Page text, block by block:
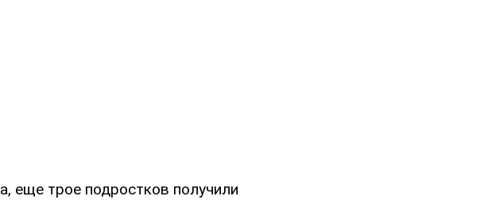
еще трое подростков получили